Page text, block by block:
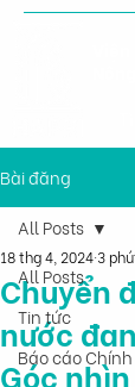
Bài đăng
All Posts
Tin tức
Báo cáo
All Posts
Chuyển
nước
Góc
18 thg 4, 2024 3